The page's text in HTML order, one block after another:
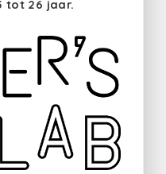
tot 26 jaar.